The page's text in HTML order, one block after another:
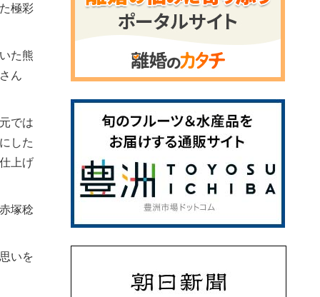
極彩
た熊
ん
では
した
上げ
塚稔
いを